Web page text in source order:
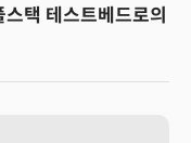
택 테스트베드로의